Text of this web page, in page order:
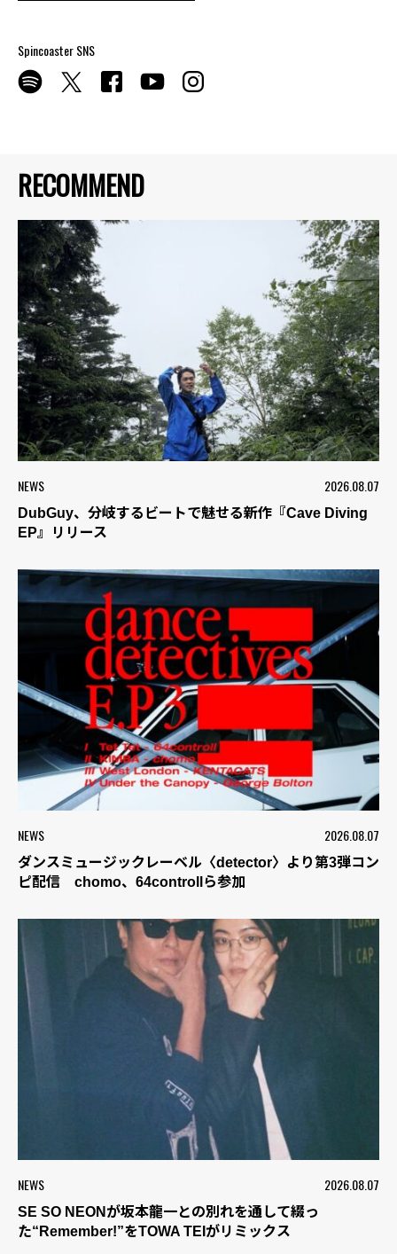
RECOMMEND
NEWS 2026.08.07
DubGuy、分岐するビートで魅せる新作『Cave Diving
EP』リリース
NEWS 2026.08.07
ダンスミュージックレーベル〈detector〉より第3弾コン
ピ配信 chomo、64controllら参加
NEWS 2026.08.07
SE SO NEONが坂本龍一との別れを通して綴っ
た“Remember!”をTOWA TEIがリミックス
Spincoaster SNS